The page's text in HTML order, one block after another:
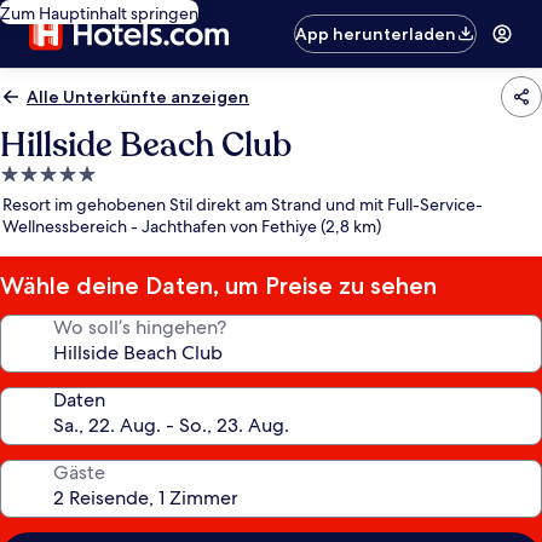
Zum Hauptinhalt springen
App herunterladen
Alle Unterkünfte anzeigen
Hillside Beach Club
5.0-
Sterne-
Unterkunft
Resort im gehobenen Stil direkt am Strand und mit Full-Service-
Wellnessbereich - Jachthafen von Fethiye (2,8 km)
Wähle deine Daten, um Preise zu sehen
Wo soll’s hingehen?
Daten
Gäste